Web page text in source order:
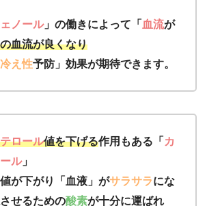
ノール」の働きによって「 血流が
血流が良くなり
冷え性予防」効果が期待できます。
ロール値を下げる作用もある「 カ
ル」
が下がり「血液」がサラサラにな
せるための酸素が十分に運ばれ